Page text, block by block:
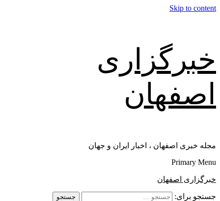
Skip to content
خبرگزاری
اصفهان
مجله خبری اصفهان ، اخبار ایران و جهان
Primary Menu
خبرگزاری اصفهان
جستجو برای: